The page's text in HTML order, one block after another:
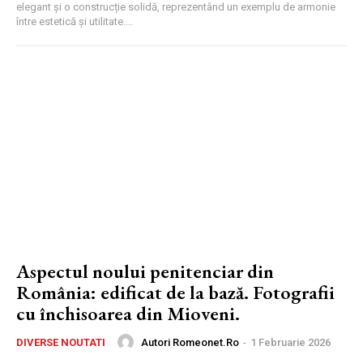
elegant și o construcție solidă, reprezentând un exemplu de armonie
între estetică și utilitate....
Aspectul noului penitenciar din
România: edificat de la bază. Fotografii
cu închisoarea din Mioveni.
DIVERSE NOUTATI Autori Romeonet.ro - 1 Februarie 2026